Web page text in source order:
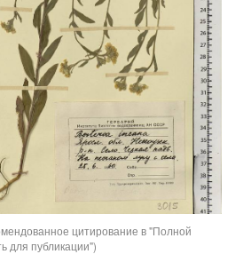
цитирование в "Полной
для публикации")